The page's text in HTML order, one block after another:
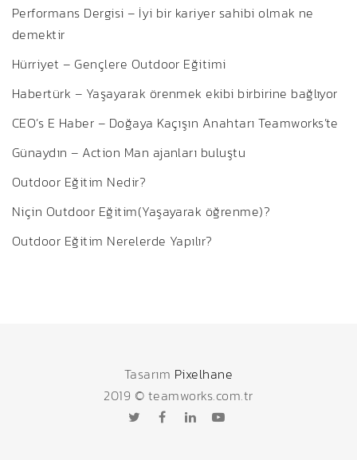
Performans Dergisi – İyi bir kariyer sahibi olmak ne
demektir
Hürriyet – Gençlere Outdoor Eğitimi
Habertürk – Yaşayarak örenmek ekibi birbirine bağlıyor
CEO’s E Haber – Doğaya Kaçışın Anahtarı Teamworks’te
Günaydın – Action Man ajanları buluştu
Outdoor Eğitim Nedir?
Niçin Outdoor Eğitim(Yaşayarak öğrenme)?
Outdoor Eğitim Nerelerde Yapılır?
Tasarım Pixelhane
2019 © teamworks.com.tr